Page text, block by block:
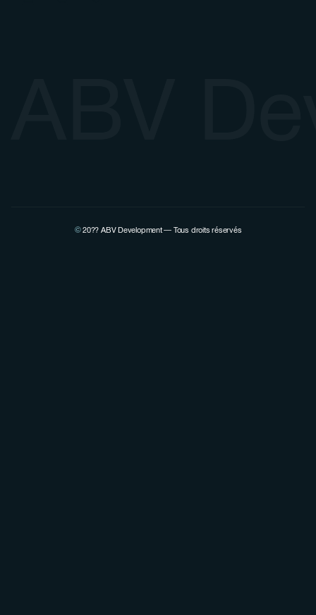
© 20?? ABV Development — Tous droits réservés